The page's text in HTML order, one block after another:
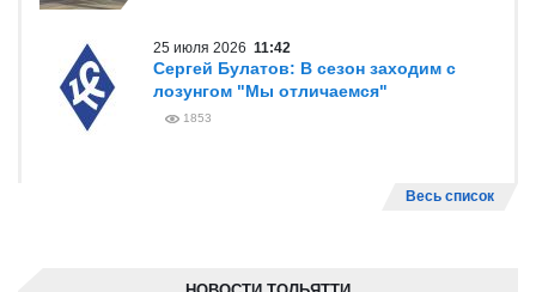
25 июля 2026 11:42
Сергей Булатов: В сезон заходим с
лозунгом "Мы отличаемся"
1853
Весь список